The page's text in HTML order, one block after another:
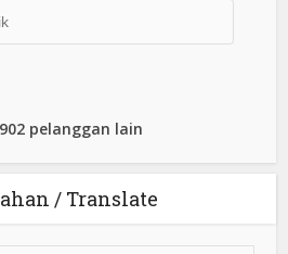
pelanggan lain
/ Translate